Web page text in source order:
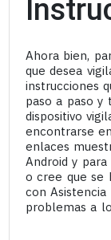
Ahora bien,
que desea
instrucciones
paso a paso y
dispositivo
encontrarse
enlaces
Android y
o cree que se
con
problemas a